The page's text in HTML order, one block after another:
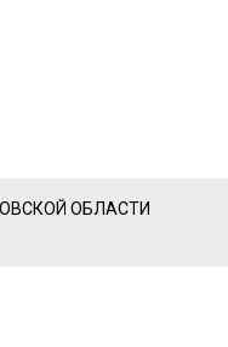
ОБЛАСТИ